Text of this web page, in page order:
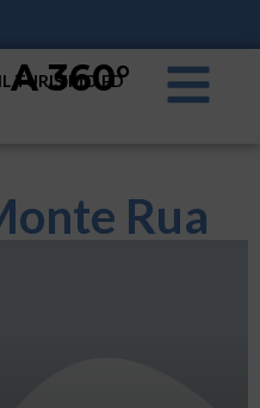
360°
TURISIMO ED
Rua